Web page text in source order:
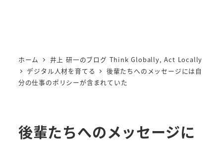
ホーム
井上 研一のブログ Think Globally, Act Locally
デジタル人材を育てる
後輩たちへのメッセージには自
分の仕事のポリシーが含まれていた
後輩たちへのメッセージに